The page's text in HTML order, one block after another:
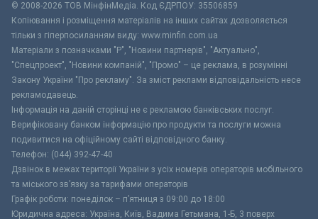
© 2008-2026 ТОВ МiнфiнМедiа. Код ЄДРПОУ: 35506859
Копіювання і розміщення матеріалів на інших сайтах дозволяється
тільки з гіперпосиланням виду: www.minfin.com.ua
Матеріали з позначками "Р", "Новини партнерів", "Актуально",
"Спецпроект", "Новини компаній", "Промо" – це реклама, в розумінні
Закону України "Про рекламу". За зміст реклами відповідальність несе
рекламодавець.
Інформація на даній сторінці не є рекламою банківських послуг.
Верифіковану банком інформацію про продукти та послуги можна
подивитися на офіційному сайті відповідного банку.
Телефон: (044) 392-47-40
Дзвінок в межах території України з усіх номерів операторів мобільного
та міського зв’язку за тарифами операторів
Графік роботи: понеділок – п’ятниця з 09:00 до 18:00
Юридична адреса: Україна, Київ, Вадима Гетьмана, 1-Б, 3 поверх